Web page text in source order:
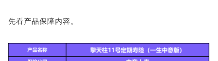
先看产品保障内容。